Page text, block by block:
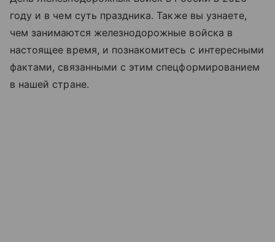
году и в чем суть праздника. Также вы узнаете,
чем занимаются железнодорожные войска в
настоящее время, и познакомитесь с интересными
фактами, связанными с этим спецформированием
в нашей стране.